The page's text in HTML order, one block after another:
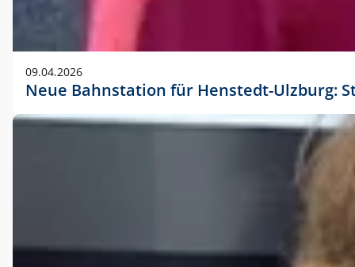
09.04.2026
Neue Bahnstation für Henstedt-Ulzburg: